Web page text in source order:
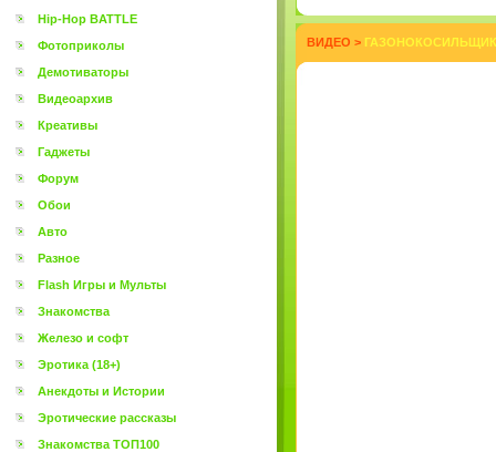
Hip-Hop BATTLE
Фотоприколы
Демотиваторы
Видеоархив
Креативы
Гаджеты
Форум
Обои
Авто
Разное
Flash Игры и Мульты
Знакомства
Железо и софт
Эротика (18+)
Анекдоты и Истории
Эротические рассказы
Знакомства ТОП100
ВИДЕО > ГАЗОНОКОСИЛЬЩИК